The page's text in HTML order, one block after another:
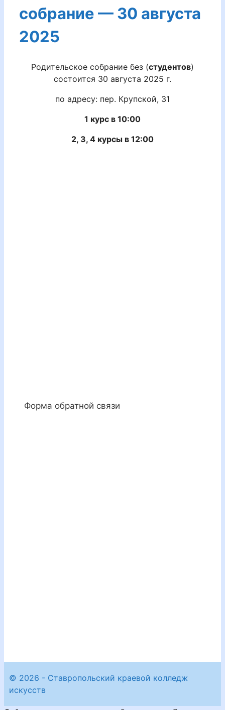
собрание — 30 августа
2025
Родительское собрание без (студентов)
состоится 30 августа 2025 г.
по адресу: пер. Крупской, 31
1 курс в 10:00
2, 3, 4 курсы в 12:00
Форма обратной связи
© 2026 - Ставропольский краевой колледж
искусств